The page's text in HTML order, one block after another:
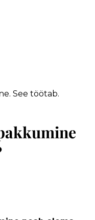
See töötab.